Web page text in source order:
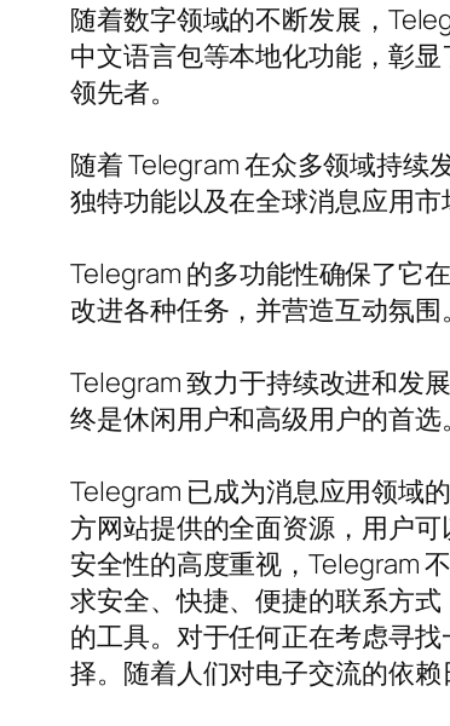
随着数字领域的不断发展，
中文语言包等本地化功能，彰
领先者。
随着 Telegram 在众多领域持续
独特功能以及在全球消息应用市
Telegram 的多功能性确保了它
改进各种任务，并营造互动氛围。
Telegram 致力于持续改进和发
终是休闲用户和高级用户的首选。
Telegram 已成为消息应用领域
方网站提供的全面资源，用户
安全性的高度重视，Telegram
求安全、快捷、便捷的联系方
的工具。对于任何正在考虑寻
择。随着人们对电子交流的依